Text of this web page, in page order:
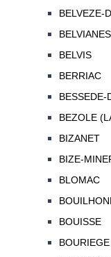
BELVEZE-
BELVIS
BERRIAC
BESSEDE-
BEZOLE
BIZANET
BIZE-
BLOMAC
BOUISSE
BOURIEGE